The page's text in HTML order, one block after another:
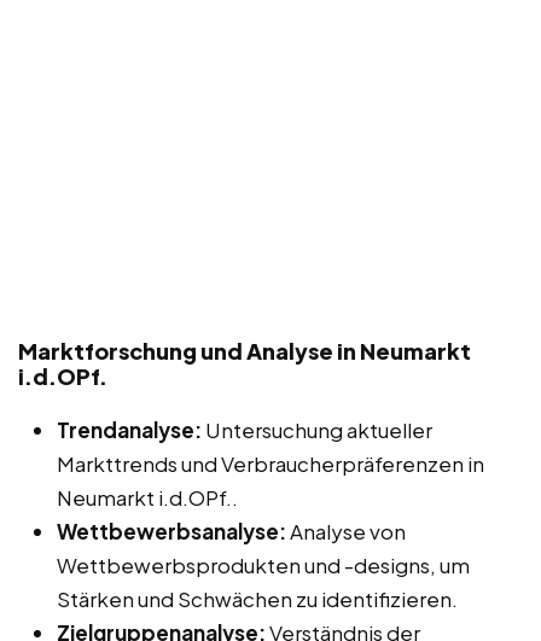
Marktforschung und Analyse in Neumarkt
i.d.OPf.
Trendanalyse: Untersuchung aktueller
Markttrends und Verbraucherpräferenzen in
Neumarkt i.d.OPf..
Wettbewerbsanalyse:Analyse von
Wettbewerbsprodukten und -designs, um
Stärken und Schwächen zu identifizieren.
Zielgruppenanalyse:Verständnis der